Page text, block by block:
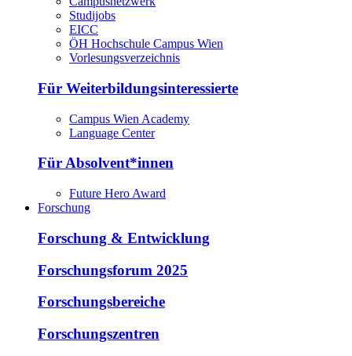
Studijobs
EICC
ÖH Hochschule Campus Wien
Vorlesungsverzeichnis
Für Weiterbildungsinteressierte
Campus Wien Academy
Language Center
Für Absolvent*innen
Future Hero Award
Forschung
Forschung & Entwicklung
Forschungsforum 2025
Forschungsbereiche
Forschungszentren